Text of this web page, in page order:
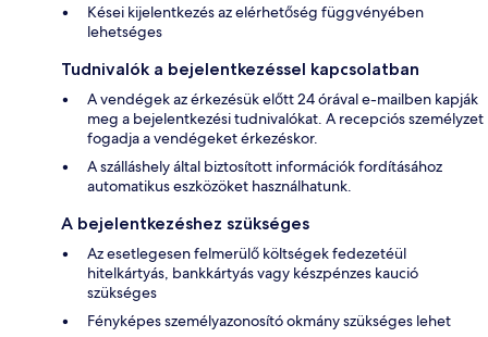
Kései kijelentkezés az elérhetőség függvényében
lehetséges
Tudnivalók a bejelentkezéssel kapcsolatban
A vendégek az érkezésük előtt 24 órával e-mailben kapják
meg a bejelentkezési tudnivalókat. A recepciós személyzet
fogadja a vendégeket érkezéskor.
A szálláshely által biztosított információk fordításához
automatikus eszközöket használhatunk.
A bejelentkezéshez szükséges
Az esetlegesen felmerülő költségek fedezetéül
hitelkártyás, bankkártyás vagy készpénzes kaució
szükséges
Fényképes személyazonosító okmány szükséges lehet